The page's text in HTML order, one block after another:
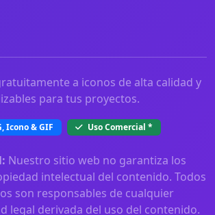
a iconos de alta calidad y
para tus proyectos.
Icono & GIF Uso Comercial *
Nuestro sitio web no garantiza los
intelectual del contenido. Todos
son responsables de cualquier
legal derivada del uso del contenido.